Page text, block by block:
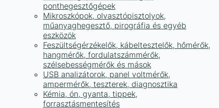
ponthegesztőgépek
Mikroszkópok, olvasztópisztolyok,
műanyaghegesztő, pirográfia és egyéb
eszközök
Feszültségérzékelők, kábeltesztelők, hőmérők,
hangmérők, fordulatszámmérők,
szélsebességmérők és mások
USB analizátorok, panel voltmérők,
ampermérők, teszterek, diagnosztika
Kémia, ón, gyanta, tippek,
forrasztásmentesítés